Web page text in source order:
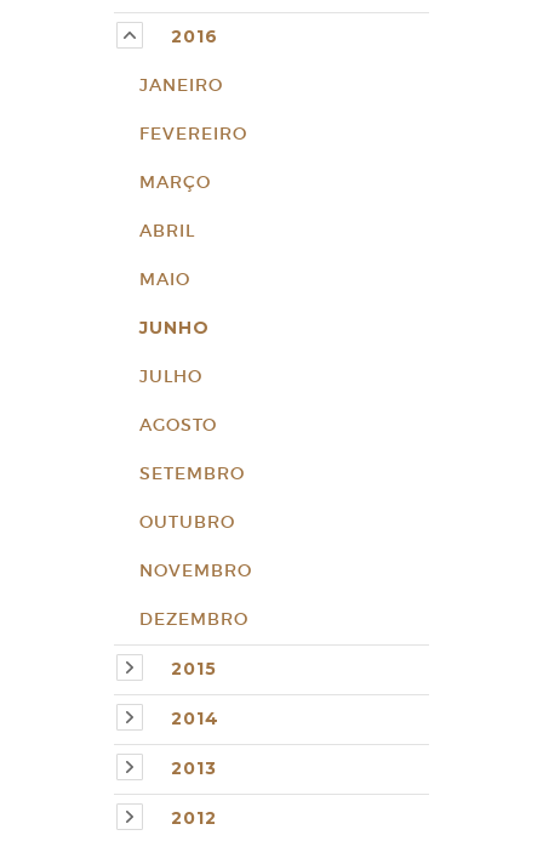
2016
JANEIRO
FEVEREIRO
MARÇO
ABRIL
MAIO
JUNHO
JULHO
AGOSTO
SETEMBRO
OUTUBRO
NOVEMBRO
DEZEMBRO
2015
2014
2013
2012